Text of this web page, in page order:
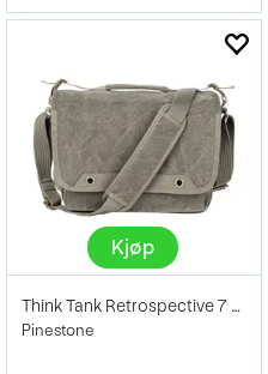
Kjøp
Think Tank Retrospective 7 V2.0
Pinestone